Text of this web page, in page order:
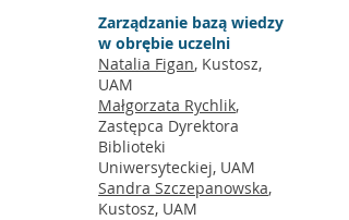
Zarządzanie bazą wiedzy
w obrębie uczelni
Natalia Figan, Kustosz,
UAM
Małgorzata Rychlik,
Zastępca Dyrektora
Biblioteki
Uniwersyteckiej, UAM
Sandra Szczepanowska,
Kustosz, UAM